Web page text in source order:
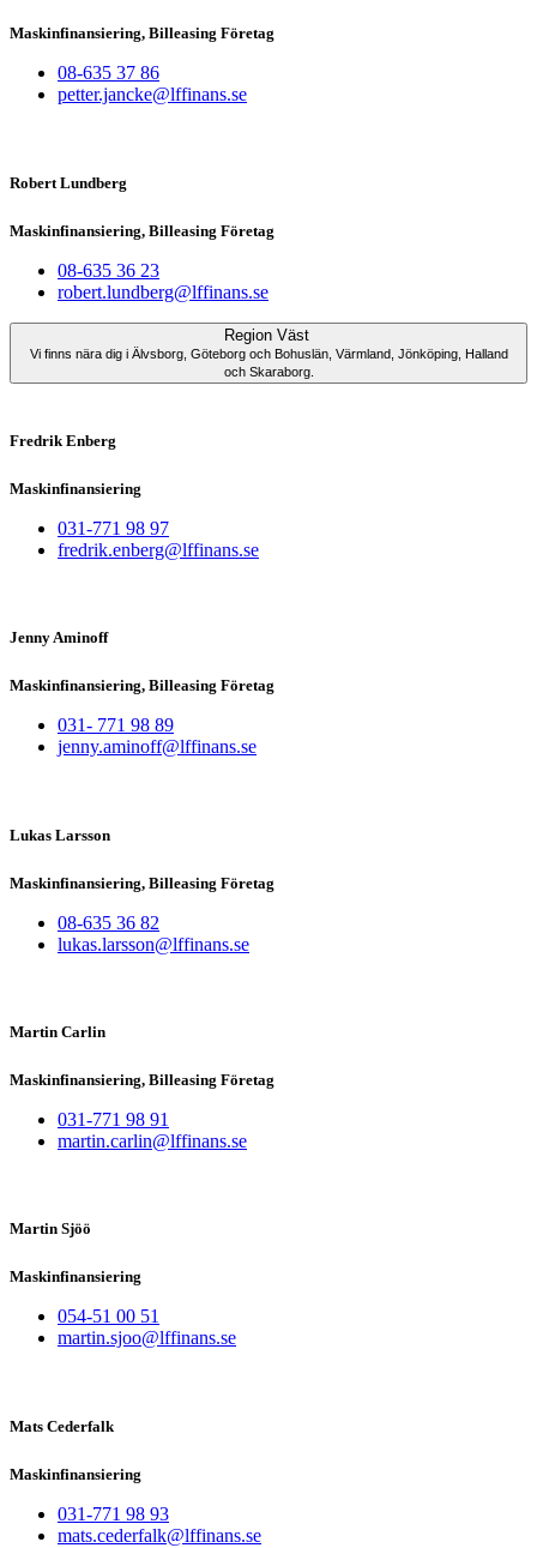
Maskinfinansiering, Billeasing Företag
08-635 37 86
petter.jancke@lffinans.se
Robert Lundberg
Maskinfinansiering, Billeasing Företag
08-635 36 23
robert.lundberg@lffinans.se
Region Väst
Vi finns nära dig i Älvsborg, Göteborg och Bohuslän, Värmland, Jönköping, Halland
och Skaraborg.
Fredrik Enberg
Maskinfinansiering
031-771 98 97
fredrik.enberg@lffinans.se
Jenny Aminoff
Maskinfinansiering, Billeasing Företag
031- 771 98 89
jenny.aminoff@lffinans.se
Lukas Larsson
Maskinfinansiering, Billeasing Företag
08-635 36 82
lukas.larsson@lffinans.se
Martin Carlin
Maskinfinansiering, Billeasing Företag
031-771 98 91
martin.carlin@lffinans.se
Martin Sjöö
Maskinfinansiering
054-51 00 51
martin.sjoo@lffinans.se
Mats Cederfalk
Maskinfinansiering
031-771 98 93
mats.cederfalk@lffinans.se